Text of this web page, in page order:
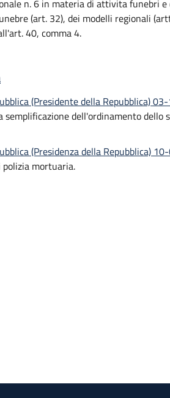
n. 6 in materia di attivita funebri
(art. 32), dei modelli regionali
40, comma 4.
(Presidente della Repubblica)
semplificazione dell'ordinamento
(Presidenza della Repubblica)
mortuaria.